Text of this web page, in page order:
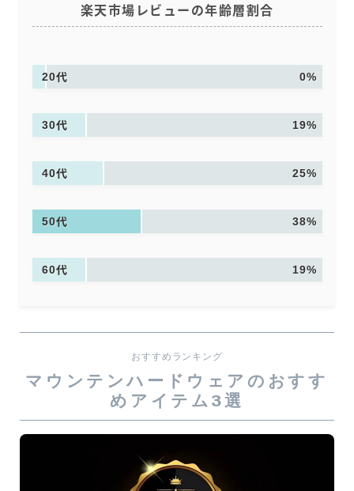
楽天市場レビューの年齢層割合
20代 0%
30代 19%
40代 25%
50代 38%
60代 19%
おすすめランキング
マウンテンハードウェアのおすす
めアイテム3選